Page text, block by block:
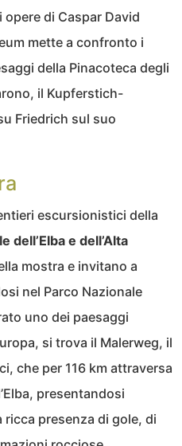
di Caspar David
mette a confronto i
della Pinacoteca degli
il Kupferstich-
Friedrich sul suo
escursionistici della
dell’Elba e dell’Alta
mostra e invitano a
nel Parco Nazionale
uno dei paesaggi
si trova il Malerweg, il
che per 116 km attraversa
presentandosi
presenza di gole, di